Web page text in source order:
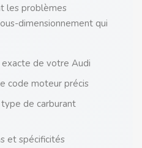
les problèmes
dimensionnement qui
de votre Audi
code moteur précis
de carburant
et spécificités